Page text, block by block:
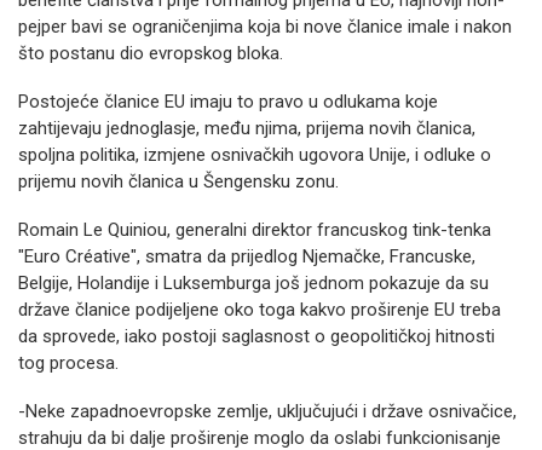
pejper bavi se ograničenjima koja bi nove članice imale i nakon
što postanu dio evropskog bloka.
Postojeće članice EU imaju to pravo u odlukama koje
zahtijevaju jednoglasje, među njima, prijema novih članica,
spoljna politika, izmjene osnivačkih ugovora Unije, i odluke o
prijemu novih članica u Šengensku zonu.
Romain Le Quiniou, generalni direktor francuskog tink-tenka
"Euro Créative", smatra da prijedlog Njemačke, Francuske,
Belgije, Holandije i Luksemburga još jednom pokazuje da su
države članice podijeljene oko toga kakvo proširenje EU treba
da sprovede, iako postoji saglasnost o geopolitičkoj hitnosti
tog procesa.
-Neke zapadnoevropske zemlje, uključujući i države osnivačice,
strahuju da bi dalje proširenje moglo da oslabi funkcionisanje